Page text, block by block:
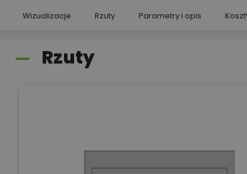
Wizualizacje Rzuty Parametry i opis
Rzuty